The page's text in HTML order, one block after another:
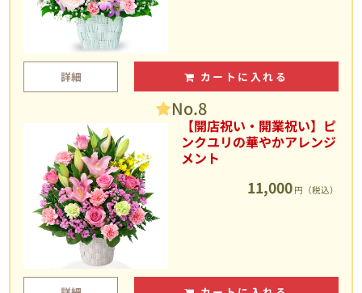
詳細 カートに入れる
No.8
【開店祝い・開業祝い】ピ
ンクユリの華やかアレンジ
メント
11,000 円（税込）